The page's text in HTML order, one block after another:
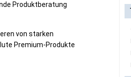
Produktberatung
von starken
Premium-Produkte